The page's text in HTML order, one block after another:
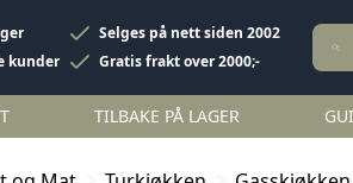
Selges på nett siden 2002
kunder Gratis frakt over 2000;-
TILBAKE PÅ LAGER